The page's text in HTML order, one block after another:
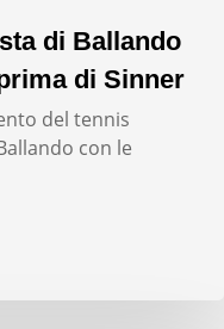
di Ballando
di Sinner
del tennis
con le